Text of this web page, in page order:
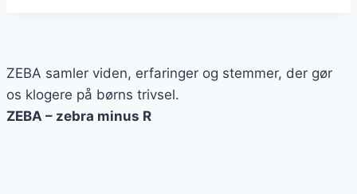
vores
datter
udredt.
ZEBA samler viden, erfaringer og stemmer, der gør
os klogere på børns trivsel.
ZEBA – zebra minus R